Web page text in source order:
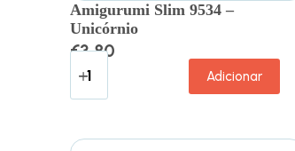
Amigurumi Slim 9534 –
Unicórnio
€3.80
Adicionar